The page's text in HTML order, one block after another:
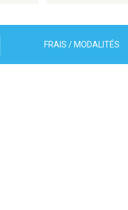
FRAIS / MODALITÉS